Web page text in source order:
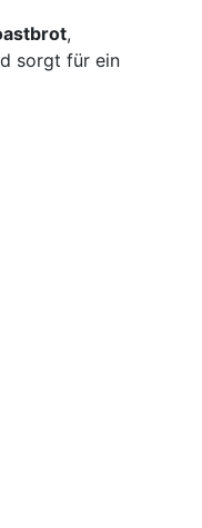
,
sorgt für ein